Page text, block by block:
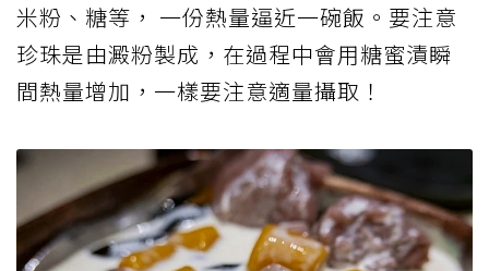
米粉、糖等， 一份熱量逼近一碗飯。要注意
珍珠是由澱粉製成，在過程中會用糖蜜漬瞬
間熱量增加，一樣要注意適量攝取！